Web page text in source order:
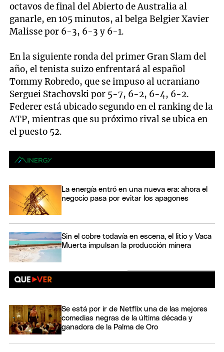
octavos de final del Abierto de Australia al
ganarle, en 105 minutos, al belga Belgier Xavier
Malisse por 6-3, 6-3 y 6-1.
En la siguiente ronda del primer Gran Slam del
año, el tenista suizo enfrentará al español
Tommy Robredo, que se impuso al ucraniano
Serguei Stachovski por 5-7, 6-2, 6-4, 6-2.
Federer está ubicado segundo en el ranking de la
ATP, mientras que su próximo rival se ubica en
el puesto 52.
La energía entró en una nueva era: ahora el
negocio pasa por evitar los apagones
Sin el cobre todavía en escena, el litio y Vaca
Muerta impulsan la producción minera
Se está por ir de Netflix una de las mejores
comedias negras de la última década y
ganadora de la Palma de Oro